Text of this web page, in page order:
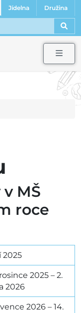
Jídelna Družina
MŠ
roce
2025
2025 – 2.
2026
2026 – 14.